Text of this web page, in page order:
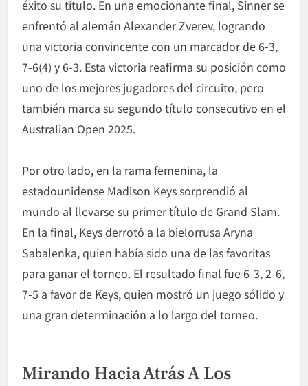
éxito su título. En una emocionante final, Sinner se
enfrentó al alemán Alexander Zverev, logrando
una victoria convincente con un marcador de 6-3,
7-6(4) y 6-3. Esta victoria reafirma su posición como
uno de los mejores jugadores del circuito, pero
también marca su segundo título consecutivo en el
Australian Open 2025.
Por otro lado, en la rama femenina, la
estadounidense Madison Keys sorprendió al
mundo al llevarse su primer título de Grand Slam.
En la final, Keys derrotó a la bielorrusa Aryna
Sabalenka, quien había sido una de las favoritas
para ganar el torneo. El resultado final fue 6-3, 2-6,
7-5 a favor de Keys, quien mostró un juego sólido y
una gran determinación a lo largo del torneo.
Mirando Hacia Atrás A Los